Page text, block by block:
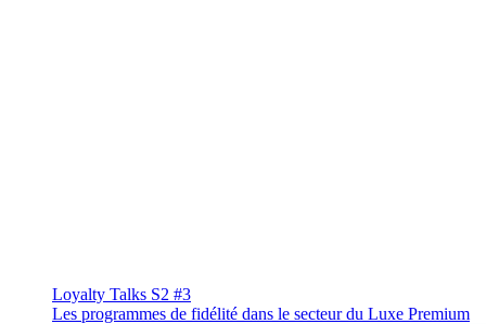
Loyalty Talks S2 #3
Les programmes de fidélité dans le secteur du Luxe Premium